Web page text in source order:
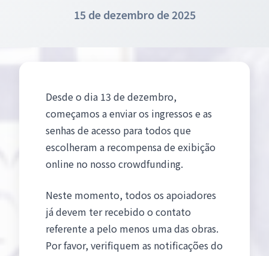
15 de dezembro de 2025
Desde o dia 13 de dezembro,
começamos a enviar os ingressos e as
senhas de acesso para todos que
escolheram a recompensa de exibição
online no nosso crowdfunding.
Neste momento, todos os apoiadores
já devem ter recebido o contato
referente a pelo menos uma das obras.
Por favor, verifiquem as notificações do